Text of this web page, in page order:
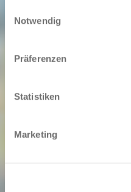
Notwendig
Präferenzen
Statistiken
Marketing